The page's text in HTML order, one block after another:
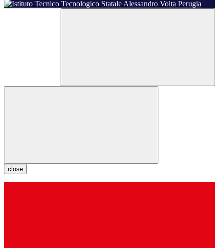
close